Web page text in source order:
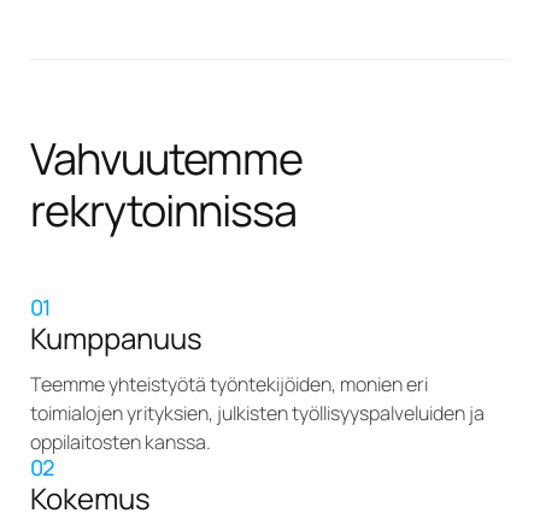
Vahvuutemme
rekrytoinnissa
01
Kumppanuus
Teemme yhteistyötä työntekijöiden, monien eri
toimialojen yrityksien, julkisten työllisyyspalveluiden ja
oppilaitosten kanssa.
02
Kokemus